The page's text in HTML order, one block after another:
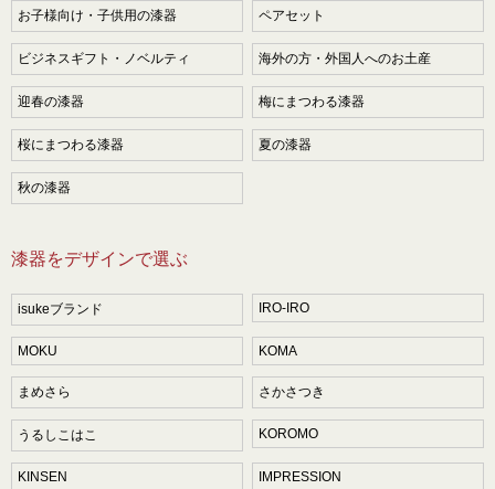
お子様向け・子供用の漆器 ペアセット
ビジネスギフト・ノベルティ 海外の方・外国人へのお土産
迎春の漆器 梅にまつわる漆器
桜にまつわる漆器 夏の漆器
秋の漆器
漆器をデザインで選ぶ
isukeブランド IRO-IRO
MOKU KOMA
まめさら さかさつき
うるしこはこ KOROMO
KINSEN IMPRESSION